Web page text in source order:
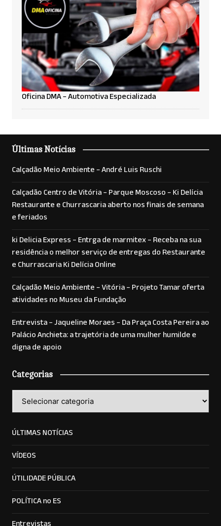
Oficina DMA – Automotiva Especializada
Últimas Notícias
Calçadão Meio Ambiente – André Luis Ruschi
Calçadão Centro de Vitória – Parque Moscoso – Ki Delícia
Restaurante e Churrascaria aberto nos finais de semana
e feriados
ki Delicia Express – Entrga de marmitex – Receba na sua
residência o melhor serviço de entregas do Restaurante
e Churrascaria Ki Delícia Online
Calçadão Meio Ambiente – Vitória – Projeto Tamar oferta
atividades no Museu da Fundação
Entrevista – Jaqueline Moraes – Da Praça Costa Pereira ao
Palácio Anchieta: a trajetória de uma mulher humilde e
digna de apoio
Categorias
ÚLTIMAS NOTÍCIAS
VÍDEOS
ÚTILIDADE PÚBLICA
POLÍTICA no ES